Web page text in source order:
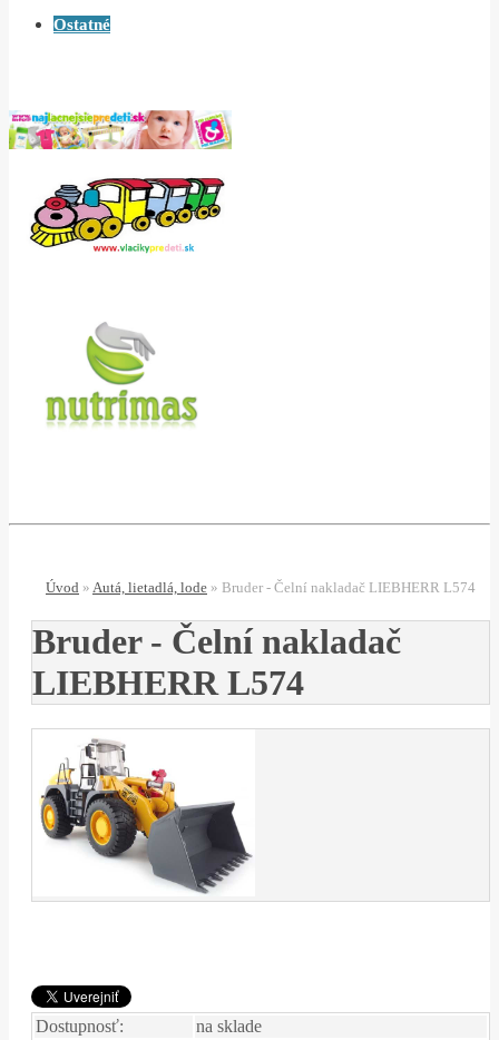
Ostatné
Úvod » Autá, lietadlá, lode » Bruder - Čelní nakladač LIEBHERR L574
Bruder - Čelní nakladač
LIEBHERR L574
Dostupnosť: na sklade